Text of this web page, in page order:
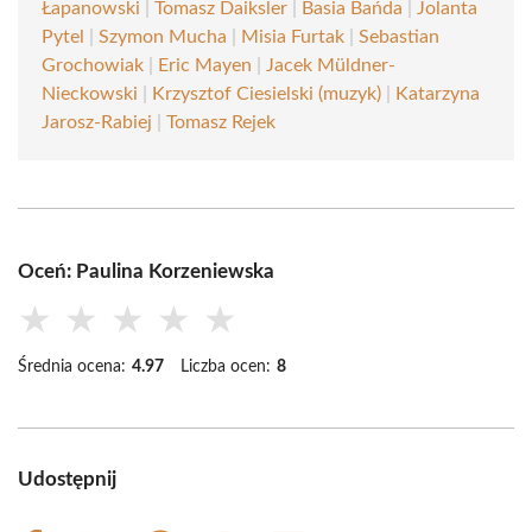
Łapanowski Tomasz Daiksler Basia Bańda
Jolanta
Pytel
Szymon Mucha Misia Furtak
Sebastian
Grochowiak
Eric Mayen
Jacek Müldner-
Nieckowski
Krzysztof Ciesielski (muzyk)
Katarzyna
Jarosz-Rabiej
Tomasz Rejek
Oceń: Paulina Korzeniewska
★ ★ ★ ★ ★
Średnia ocena: 4.97 Liczba ocen: 8
Udostępnij